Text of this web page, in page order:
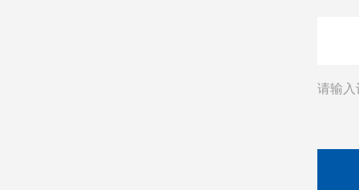
请输入